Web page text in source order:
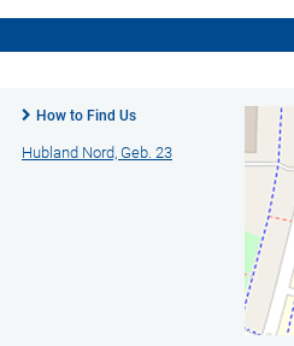
How to Find Us
Hubland Nord, Geb. 23